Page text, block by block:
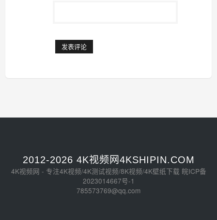
2012-2026 4K视频网4KSHIPIN.COM
4K视频网 - 专注4K视频/4K测试视频/8K视频/4K壁纸下载 皖ICP备
2023014667号-1
785573769@qq.com